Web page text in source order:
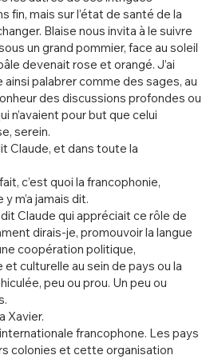
fin, mais sur l’état de santé de la
Blaise nous invita à le suivre
un grand pommier, face au soleil
devenait rose et orangé. J’ai
palabrer comme des sages, au
des discussions profondes ou
n’avaient pour but que celui
serein.
Claude, et dans toute la
c’est quoi la francophonie,
m’a jamais dit.
Claude qui appréciait ce rôle de
dirais-je, promouvoir la langue
coopération politique,
culturelle au sein de pays ou la
peu ou prou. Un peu ou
Xavier.
francophone. Les pays
colonies et cette organisation